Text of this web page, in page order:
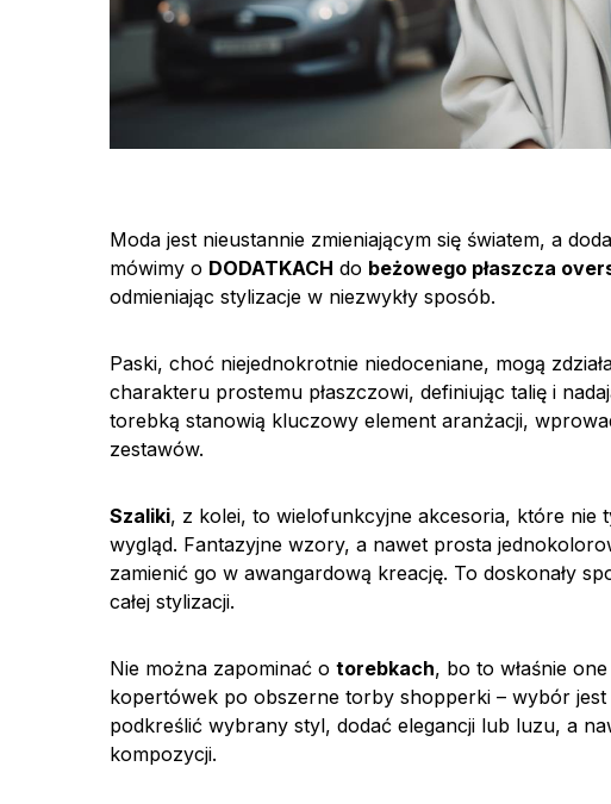
Moda jest nieustannie zmieniającym się światem, a
mówimy o DODATKACH do beżowego płaszcza
odmieniając stylizacje w niezwykły sposób.
Paski, choć niejednokrotnie niedoceniane, mogą
charakteru prostemu płaszczowi, definiując talię i
torebką stanowią kluczowy element aranżacji,
zestawów.
Szaliki, z kolei, to wielofunkcyjne akcesoria, które nie
wygląd. Fantazyjne wzory, a nawet prosta
zamienić go w awangardową kreację. To doskonały
całej stylizacji.
Nie można zapominać o torebkach, bo to właśnie
kopertówek po obszerne torby shopperki – wybór
podkreślić wybrany styl, dodać elegancji lub luzu, a
kompozycji.